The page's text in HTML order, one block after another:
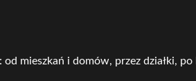
mieszkań i domów, przez działki,